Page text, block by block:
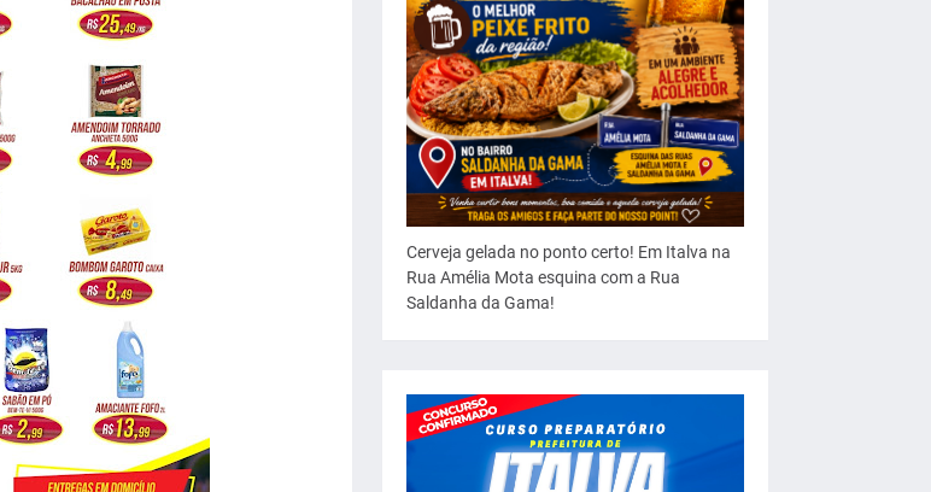
Cerveja gelada no ponto certo! Em Italva na
Rua Amélia Mota esquina com a Rua
Saldanha da Gama!